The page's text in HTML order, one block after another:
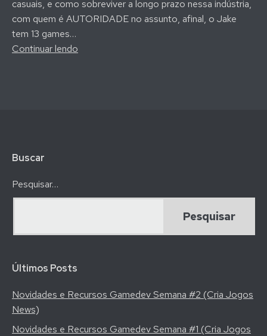
casuais, e como sobreviver a longo prazo nessa indústria,
com quem é AUTORIDADE no assunto, afinal, o Jake
tem 13 games…
Continuar lendo
Jake
Buscar
Pesquisar…
Últimos Posts
Novidades e Recursos Gamedev Semana #2 (Cria Jogos
News)
Novidades e Recursos Gamedev Semana #1 (Cria Jogos